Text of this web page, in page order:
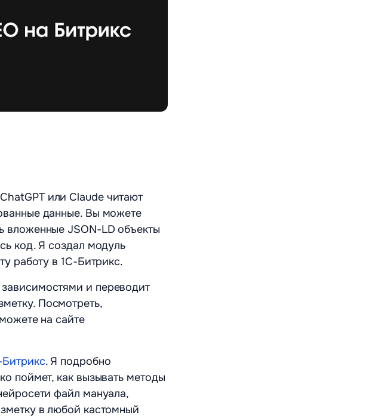
или Claude читают
данные. Вы можете
вложенные JSON-LD объекты
код. Я создал модуль
работу в 1С-Битрикс.
и переводит
Посмотреть,
на сайте
. Я подробно
поймет, как вызывать методы
файл мануала,
в любой кастомный